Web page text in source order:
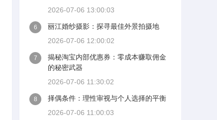
2026-07-06 13:00:03
6
丽江婚纱摄影：探寻最佳外景拍摄地
2026-07-06 12:00:02
7
揭秘淘宝内部优惠券：零成本赚取佣金
的秘密武器
2026-07-06 11:30:02
8
择偶条件：理性审视与个人选择的平衡
2026-07-06 11:00:03